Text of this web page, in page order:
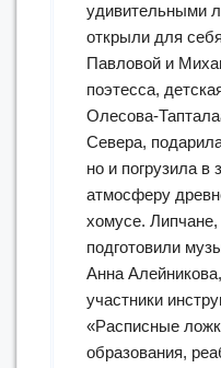
удивительными
открыли для
Павловой и
поэтесса,
Олесова-
Севера,
но и погрузила
атмосферу
хомусе.
подготовили
Анна
участники
«Расписные
образования,